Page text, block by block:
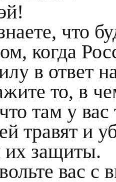
что
когда
в ответ
то, в
там у
травят и
их защиты.
вас с